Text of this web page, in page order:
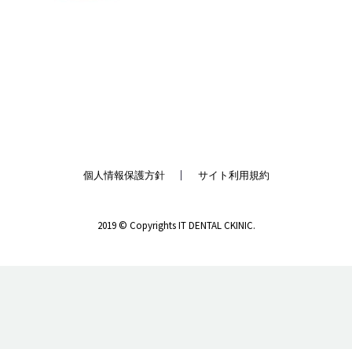
個人情報保護方針 サイト利用規約
2019 © Copyrights IT DENTAL CKINIC.